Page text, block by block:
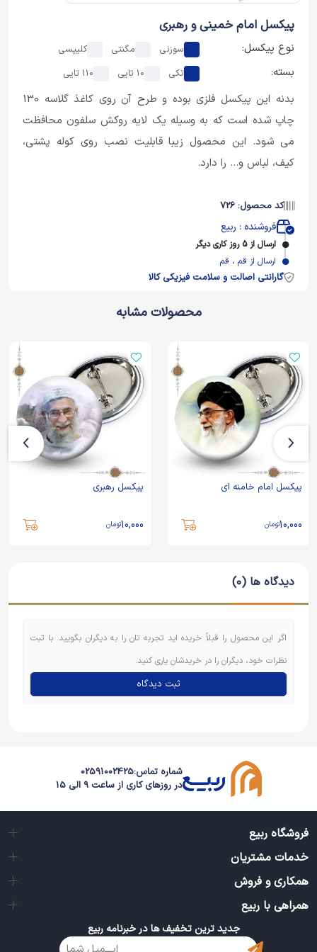
پیکسل امام خمینی و رهبری
نوع پیکسل: سوزنی مگنتی کلیپسی
بسته: تکی 10 تایی 110 تایی
بدنه این پیکسل فلزی بوده و طرح آن روی کاغذ گلاسه 130
چاپ شده است که به وسیله یک لایه روکش سلفون محافظت
می شود. این محصول زیبا قابلیت نصب روی کوله پشتی،
کیف، لباس و... را دارد.
کد محصول: 726
فروشنده : ربیع
ارسال از 5 روز کاری دیگر
ارسال از قم ، قم
گارانتی اصالت و سلامت فیزیکی کالا
محصولات مشابه
پیکسل امام خامنه ای
10,000تومان
پیکسل رهبری
10,000تومان
دیدگاه ها (0)
اگر این محصول را قبلاً خریده اید تجربه تان را به دیگران بگویید. با ثبت
نظرات خود، دیگران را در خریدشان یاری کنید.
ثبت دیدگاه
شماره تماس:02591002425
در روزهای کاری از ساعت 9 الی 15
فروشگاه ربیع
خدمات مشتریان
همکاری و فروش
همراهی با ربیع
جدید ترین تخفیف ها در خبرنامه ربیع